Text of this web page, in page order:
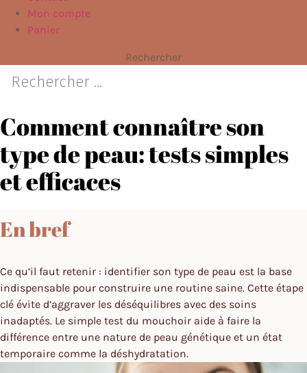
Mon compte
Panier
Rechercher
Comment connaître son
type de peau​: tests simples
et efficaces
En bref
Ce qu’il faut retenir : identifier son type de peau est la base
indispensable pour construire une routine saine. Cette étape
clé évite d’aggraver les déséquilibres avec des soins
inadaptés. Le simple test du mouchoir aide à faire la
différence entre une nature de peau génétique et un état
temporaire comme la déshydratation.